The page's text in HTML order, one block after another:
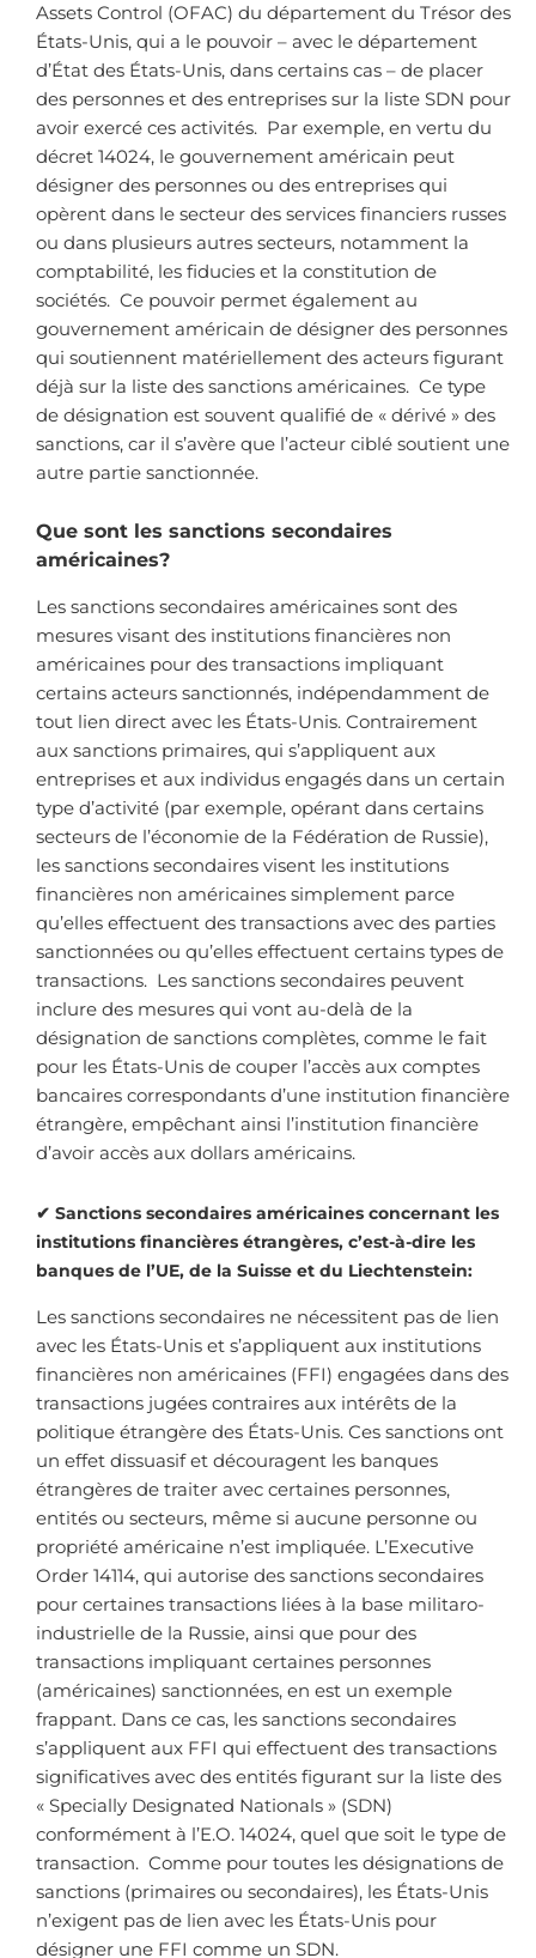
Assets Control (OFAC) du département du Trésor des
États-Unis, qui a le pouvoir – avec le département
d’État des États-Unis, dans certains cas – de placer
des personnes et des entreprises sur la liste SDN pour
avoir exercé ces activités. Par exemple, en vertu du
décret 14024, le gouvernement américain peut
désigner des personnes ou des entreprises qui
opèrent dans le secteur des services financiers russes
ou dans plusieurs autres secteurs, notamment la
comptabilité, les fiducies et la constitution de
sociétés. Ce pouvoir permet également au
gouvernement américain de désigner des personnes
qui soutiennent matériellement des acteurs figurant
déjà sur la liste des sanctions américaines. Ce type
de désignation est souvent qualifié de « dérivé » des
sanctions, car il s’avère que l’acteur ciblé soutient une
autre partie sanctionnée.
Que sont les sanctions secondaires
américaines?
Les sanctions secondaires américaines sont des
mesures visant des institutions financières non
américaines pour des transactions impliquant
certains acteurs sanctionnés, indépendamment de
tout lien direct avec les États-Unis. Contrairement
aux sanctions primaires, qui s’appliquent aux
entreprises et aux individus engagés dans un certain
type d’activité (par exemple, opérant dans certains
secteurs de l’économie de la Fédération de Russie),
les sanctions secondaires visent les institutions
financières non américaines simplement parce
qu’elles effectuent des transactions avec des parties
sanctionnées ou qu’elles effectuent certains types de
transactions. Les sanctions secondaires peuvent
inclure des mesures qui vont au-delà de la
désignation de sanctions complètes, comme le fait
pour les États-Unis de couper l’accès aux comptes
bancaires correspondants d’une institution financière
étrangère, empêchant ainsi l’institution financière
d’avoir accès aux dollars américains.
✔ Sanctions secondaires américaines concernant les
institutions financières étrangères, c’est-à-dire les
banques de l’UE, de la Suisse et du Liechtenstein:
Les sanctions secondaires ne nécessitent pas de lien
avec les États-Unis et s’appliquent aux institutions
financières non américaines (FFI) engagées dans des
transactions jugées contraires aux intérêts de la
politique étrangère des États-Unis. Ces sanctions ont
un effet dissuasif et découragent les banques
étrangères de traiter avec certaines personnes,
entités ou secteurs, même si aucune personne ou
propriété américaine n’est impliquée. L’Executive
Order 14114, qui autorise des sanctions secondaires
pour certaines transactions liées à la base militaro-
industrielle de la Russie, ainsi que pour des
transactions impliquant certaines personnes
(américaines) sanctionnées, en est un exemple
frappant. Dans ce cas, les sanctions secondaires
s’appliquent aux FFI qui effectuent des transactions
significatives avec des entités figurant sur la liste des
« Specially Designated Nationals » (SDN)
conformément à l’E.O. 14024, quel que soit le type de
transaction. Comme pour toutes les désignations de
sanctions (primaires ou secondaires), les États-Unis
n’exigent pas de lien avec les États-Unis pour
désigner une FFI comme un SDN.